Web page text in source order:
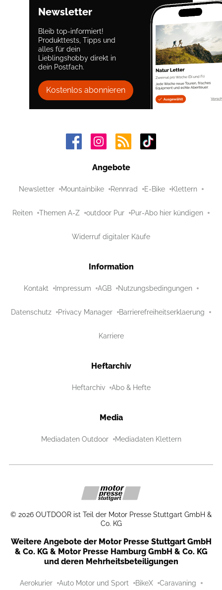
Newsletter
Bleib top-informiert!
Produkttests, Tipps und
alles für dein
Lieblingshobby direkt in
dein Postfach.
Kostenlos abonnieren
Angebote
Newsletter Mountainbike Rennrad E-Bike Klettern
Reiten Themen A-Z outdoor Pur Pur-Abo hier kündigen
Widerruf digitaler Käufe
Information
Kontakt Impressum AGB Nutzungsbedingungen
Datenschutz Privacy Manager Barrierefreiheitserklaerung
Karriere
Heftarchiv
Heftarchiv Abo & Hefte
Media
Mediadaten Outdoor Mediadaten Klettern
© 2026 OUTDOOR ist Teil der Motor Presse Stuttgart GmbH &
Co. KG
Weitere Angebote der Motor Presse Stuttgart GmbH
& Co. KG & Motor Presse Hamburg GmbH & Co. KG
und deren Mehrheitsbeteiligungen
Aerokurier Auto Motor und Sport BikeX Caravaning